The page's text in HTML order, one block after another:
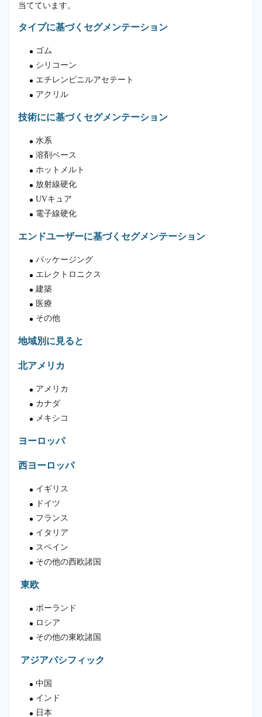
当てています。
タイプに基づくセグメンテーション
ゴム
シリコーン
エチレンビニルアセテート
アクリル
技術にに基づくセグメンテーション
水系
溶剤ベース
ホットメルト
放射線硬化
UVキュア
電子線硬化
エンドユーザーに基づくセグメンテーション
パッケージング
エレクトロニクス
建築
医療
その他
地域別に見ると
北アメリカ
アメリカ
カナダ
メキシコ
ヨーロッパ
西ヨーロッパ
イギリス
ドイツ
フランス
イタリア
スペイン
その他の西欧諸国
東欧
ポーランド
ロシア
その他の東欧諸国
アジアパシフィック
中国
インド
日本